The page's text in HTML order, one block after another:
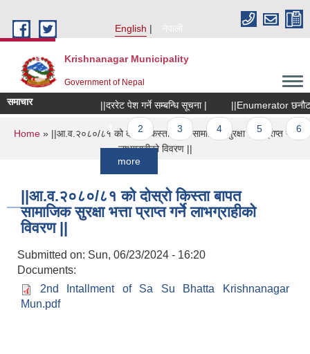
English
नेपाली
Krishnanagar Municipality
Government of Nepal
समाचार ||दररेट पेश गर्ने सम्बन्धि सूचना | ||Enumerator छनौटका
Pages
1 2 3 4 5 6
You are here
Home » ||आ.व.२०८०/८१ को दोस्रो किस्ता बापत सामाजिक सुरक्षा भत्ता प्राप्त गर्ने
लाभग्राहीको विवरण ||
||आ.व.२०८०/८१ को दोस्रो किस्ता बापत
सामाजिक सुरक्षा भत्ता प्राप्त गर्ने लाभग्राहीको
विवरण ||
Submitted on: Sun, 06/23/2024 - 16:20
Documents:
2nd Intallment of Sa Su Bhatta Krishnanagar
Mun.pdf